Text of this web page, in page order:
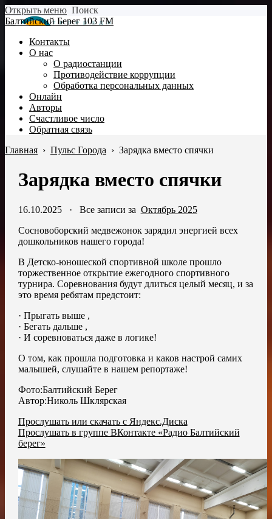
Открыть меню Поиск
Балтийский Берег 103 FM
Контакты
О нас
О радиостанции
Противодействие коррупции
Обработка персональных данных
Онлайн
Авторы
Счастливое число
Обратная связь
Главная › Пульс Города › Зарядка вместо спячки
Зарядка вместо спячки
16.10.2025· Все записи за Октябрь 2025
Сосновоборский медвежонок зарядил энергией всех
дошкольников нашего города!
В Детско-юношеской спортивной школе прошло
торжественное открытие ежегодного спортивного
турнира. Соревнования будут длиться целый месяц, и за
это время ребятам предстоит:
· Прыгать выше ,
· Бегать дальше ,
· И соревноваться даже в логике!
О том, как прошла подготовка и каков настрой самих
малышей, слушайте в нашем репортаже!
Фото:Балтийский Берег
Автор:Николь Шклярская
Прослушать или скачать с Яндекс.Диска
Прослушать в группе ВКонтакте «Радио Балтийский
берег»